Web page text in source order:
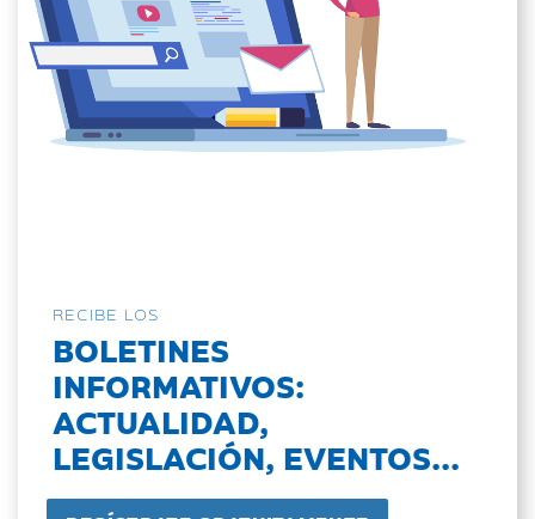
RECIBE LOS
BOLETINES
INFORMATIVOS:
ACTUALIDAD,
LEGISLACIÓN, EVENTOS...